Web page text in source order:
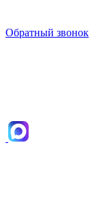
Обратный звонок